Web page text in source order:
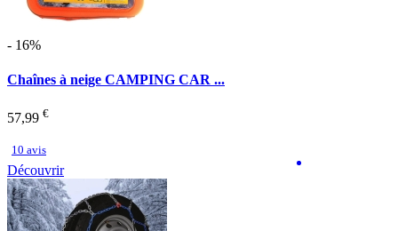
- 16%
Chaînes à neige CAMPING CAR ...
57,99 €
10 avis
Découvrir